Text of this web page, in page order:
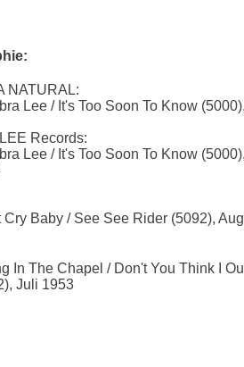
NATURAL:
Lee / It's Too Soon To Know
Records:
Lee / It's Too Soon To Know
Cry Baby / See See Rider (5092),
In The Chapel / Don't You Think I
Juli 1953